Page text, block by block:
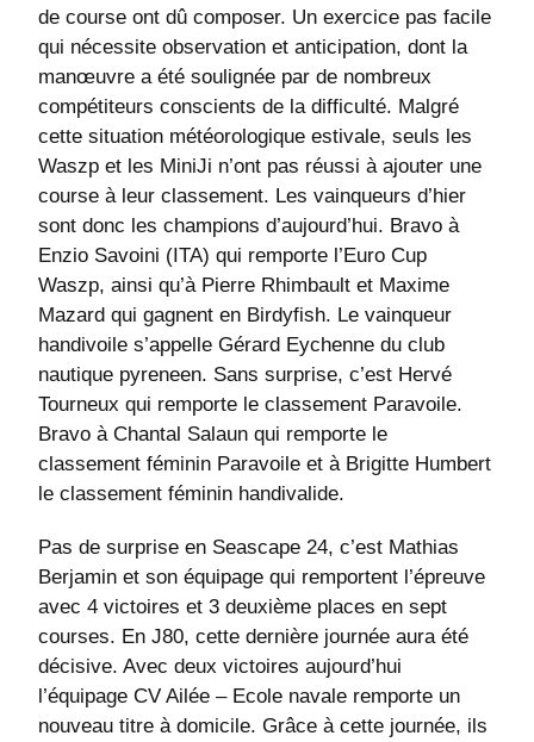
de course ont dû composer. Un exercice pas facile
qui nécessite observation et anticipation, dont la
manœuvre a été soulignée par de nombreux
compétiteurs conscients de la difficulté. Malgré
cette situation météorologique estivale, seuls les
Waszp et les MiniJi n’ont pas réussi à ajouter une
course à leur classement. Les vainqueurs d’hier
sont donc les champions d’aujourd’hui. Bravo à
Enzio Savoini (ITA) qui remporte l’Euro Cup
Waszp, ainsi qu’à Pierre Rhimbault et Maxime
Mazard qui gagnent en Birdyfish. Le vainqueur
handivoile s’appelle Gérard Eychenne du club
nautique pyreneen. Sans surprise, c’est Hervé
Tourneux qui remporte le classement Paravoile.
Bravo à Chantal Salaun qui remporte le
classement féminin Paravoile et à Brigitte Humbert
le classement féminin handivalide.
Pas de surprise en Seascape 24, c’est Mathias
Berjamin et son équipage qui remportent l’épreuve
avec 4 victoires et 3 deuxième places en sept
courses. En J80, cette dernière journée aura été
décisive. Avec deux victoires aujourd’hui
l’équipage CV Ailée – Ecole navale remporte un
nouveau titre à domicile. Grâce à cette journée, ils